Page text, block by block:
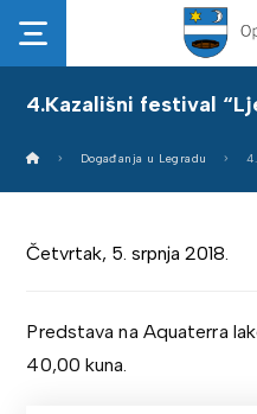
4.Kazališni festival
Događanja u Legradu
Četvrtak, 5. srpnja 2018.
Predstava na Aquaterra
40,00 kuna.